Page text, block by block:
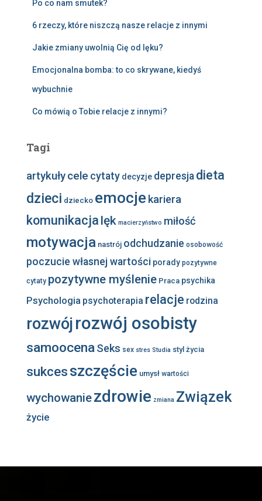
Po co nam smutek?
6 rzeczy, które niszczą nasze relacje z innymi
Jakie zmiany uwolnią Cię od lęku?
Emocjonalna bomba: to co skrywane, kiedyś
wybuchnie
Co mówią o Tobie relacje z innymi?
Tagi
artykułycele cytaty decyzje depresja dieta
dzieci dziecko emocje kariera
komunikacja lęk macierzyństwo miłość
motywacja nastrój odchudzanie osobowość
poczucie własnej wartości porady pozytywne
cytaty pozytywne myślenie Praca psychika
Psychologia psychoterapia relacje rodzina
rozwójrozwój osobisty
samoocenaSeks sex stres Studia styl życia
sukcesszczęście umysł wartości
wychowaniezdrowie zmiana Związek
życie